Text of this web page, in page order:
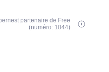
partenaire de Free
(numéro: 1044)